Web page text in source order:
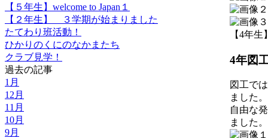
【５年生】welcome to Japan１
【２年生】 ３学期が始まりました
たてわり班活動！
ひかりのくにのなかまたち
クラブ見学！
過去の記事
1月
12月
11月
10月
9月
【4年生
4年図
図工で
ました。
自由な
ました。